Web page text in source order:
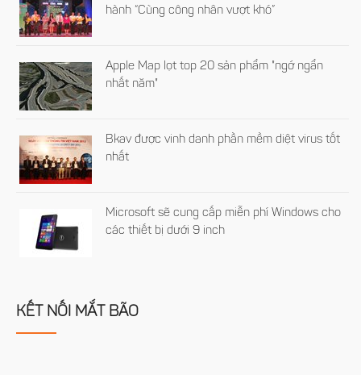
hành “Cùng công nhân vượt khó”
Apple Map lọt top 20 sản phẩm "ngớ ngẩn
nhất năm"
Bkav được vinh danh phần mềm diệt virus tốt
nhất
Microsoft sẽ cung cấp miễn phí Windows cho
các thiết bị dưới 9 inch
KẾT NỐI MẮT BÃO